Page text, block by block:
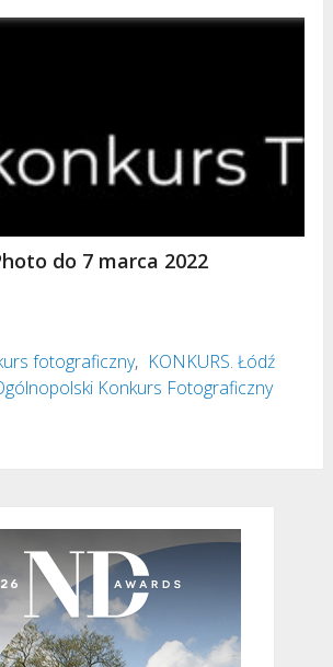
do 7 marca 2022
fotograficzny, KONKURS. Łódź
Konkurs Fotograficzny